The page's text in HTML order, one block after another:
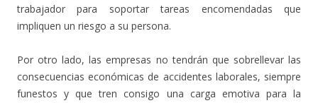
trabajador para soportar tareas encomendadas que
impliquen un riesgo a su persona.
Por otro lado, las empresas no tendrán que sobrellevar las
consecuencias económicas de accidentes laborales, siempre
funestos y que tren consigo una carga emotiva para la